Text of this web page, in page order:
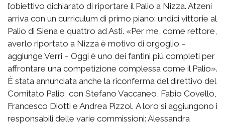
l’obiettivo dichiarato di riportare il Palio a Nizza. Atzeni
arriva con un curriculum di primo piano: undici vittorie al
Palio di Siena e quattro ad Asti. «Per me, come rettore,
averlo riportato a Nizza è motivo di orgoglio –
aggiunge Verri – Oggi è uno dei fantini più completi per
affrontare una competizione complessa come il Palio».
È stata annunciata anche la riconferma del direttivo del
Comitato Palio, con Stefano Vaccaneo, Fabio Covello,
Francesco Diotti e Andrea Pizzol. A loro si aggiungono i
responsabili delle varie commissioni: Alessandra